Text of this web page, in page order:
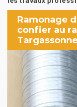
Ramonage
confier au
Targassonne